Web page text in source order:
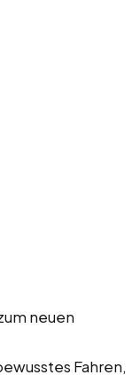
neuen
Fahren,